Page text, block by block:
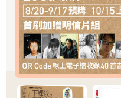
徐恥痕在《中國影戲之溯源
生》），竟達一千三百餘元
可見其受歡迎的程度。